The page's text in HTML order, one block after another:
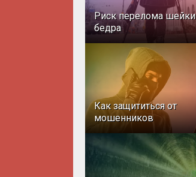
Риск перелома шейки
бедра
Как защититься от
мошенников